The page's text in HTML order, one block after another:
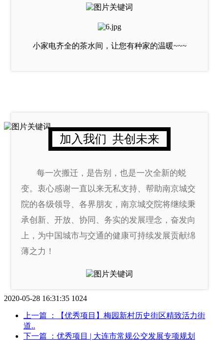
小家电齐全的茶水间，让您有种家的温暖~~~
加入我们 共创未来
每一次搬迁，是告别，也是一次全新的蜕
变。衷心感谢一直以来无私支持、帮助南京城交
院的各级领导、各界朋友，南京城交院将继续秉
承创新、开放、协同、务实的发展理念，奋发向
上，为中国城市与交通的健康可持续发展贡献绵
薄之力！
2020-05-28 16:31:35 1024
上一篇
：【优秀项目】梅园新村历史街区精致活力街
道..
下一篇
：优秀项目 | 大连市常规公交发展专项规划